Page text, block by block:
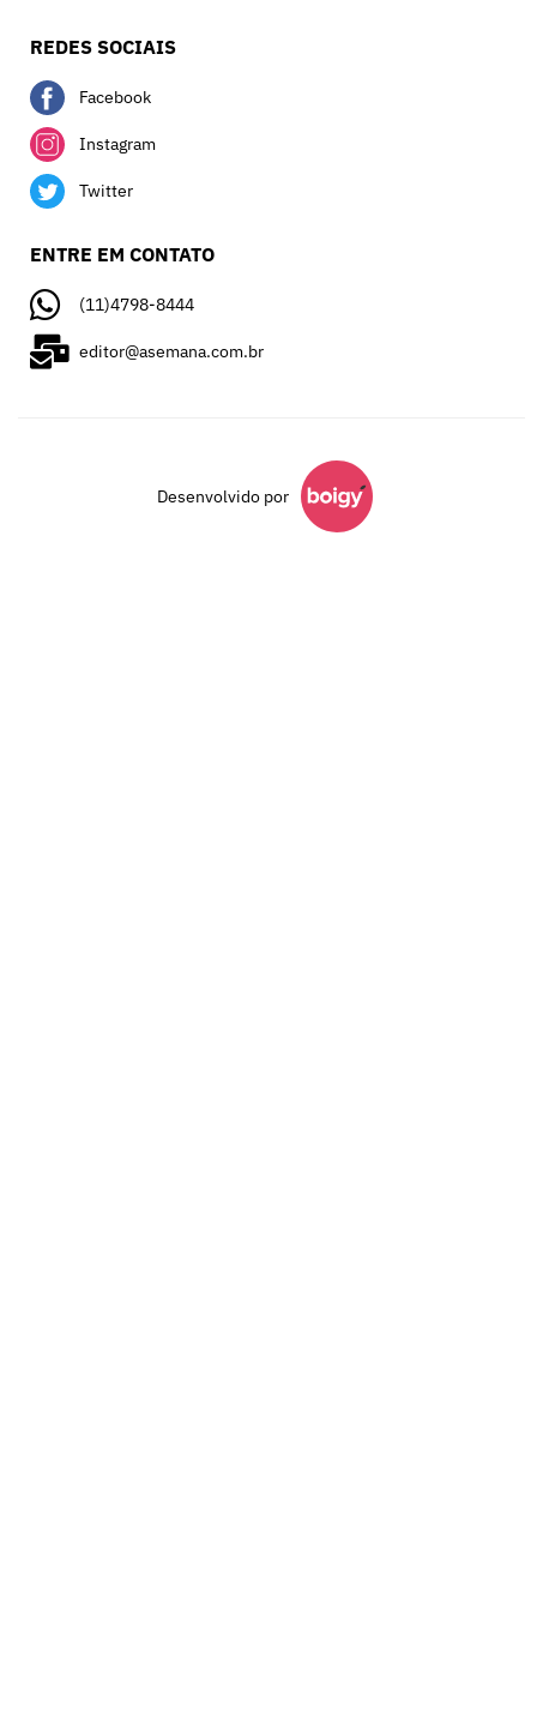
REDES SOCIAIS
Facebook
Instagram
Twitter
ENTRE EM CONTATO
(11)4798-8444
editor@asemana.com.br
Desenvolvido por